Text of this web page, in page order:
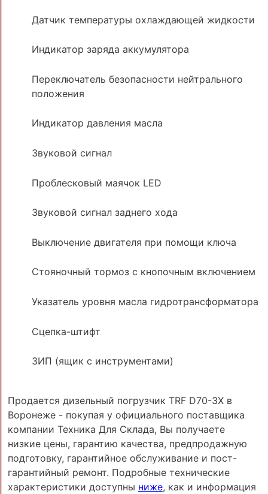
Датчик температуры охлаждающей жидкости
Индикатор заряда аккумулятора
Переключатель безопасности нейтрального
положения
Индикатор давления масла
Звуковой сигнал
Проблесковый маячок LED
Звуковой сигнал заднего хода
Выключение двигателя при помощи ключа
Стояночный тормоз с кнопочным включением
Указатель уровня масла гидротрансформатора
Сцепка-штифт
ЗИП (ящик с инструментами)
Продается дизельный погрузчик TRF D70-3X в
Воронеже - покупая у официального поставщика
компании Техника Для Склада, Вы получаете
низкие цены, гарантию качества, предпродажную
подготовку, гарантийное обслуживание и пост-
гарантийный ремонт. Подробные технические
характеристики доступны ниже, как и информация